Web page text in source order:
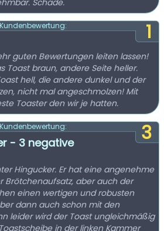
Schade.
1
Kundenbewertung:
guten Bewertungen leiten lassen!
Toast braun, andere Seite heller.
hell, die andere dunkel und der
nicht mal angeschmolzen! Mit
Toaster den wir je hatten.
3
Kundenbewertung:
- 3 negative
Hingucker. Er hat eine angenehme
Brötchenaufsatz, aber auch der
einen wertigen und robusten
dann auch schon mit den
leider wird der Toast ungleichmäßig
in der linken Kammer